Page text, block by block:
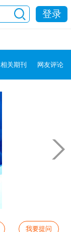
登录
相关期刊 网友评论
我要提问